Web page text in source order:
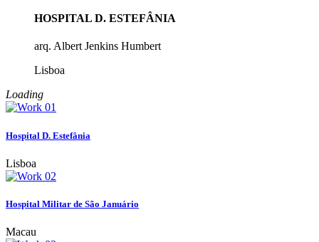
HOSPITAL D. ESTEFÂNIA
arq. Albert Jenkins Humbert
Lisboa
Loading
Hospital D. Estefânia
Lisboa
Hospital Militar de São Januário
Macau